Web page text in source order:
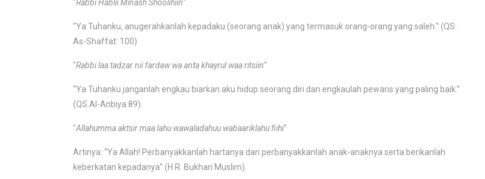
"Rabbi Hablii Minash Shoolihiin"
"Ya Tuhanku, anugerahkanlah kepadaku (seorang anak) yang termasuk orang-orang yang saleh." (QS:
As-Shaffat: 100)
"Rabbi laa tadzar nii fardaw wa anta khayrul waa ritsiin"
“Ya Tuhanku janganlah engkau biarkan aku hidup seorang diri dan engkaulah pewaris yang paling baik.”
(QS.Al-Anbiya:89).
"Allahumma aktsir maa lahu wawaladahuu wabaariklahu fiihi"
Artinya: “Ya Allah! Perbanyakkanlah hartanya dan perbanyakkanlah anak-anaknya serta berikanlah
keberkatan kepadanya” (H.R. Bukhari Muslim).